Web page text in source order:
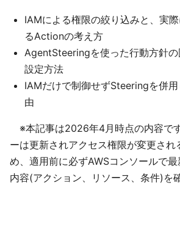
IAMによる権限の絞り込みと、実
るActionの考え方
AgentSteeringを使った行動方針
設定方法
IAMだけで制御せずSteeringを併
由
※本記事は2026年4月時点の内容で
ーは更新されアクセス権限が変更され
め、適用前に必ずAWSコンソールで
内容(アクション、リソース、条件)を